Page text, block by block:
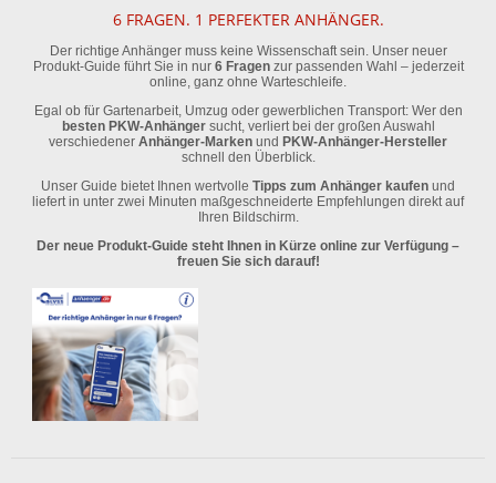
6 FRAGEN. 1 PERFEKTER ANHÄNGER.
Der richtige Anhänger muss keine Wissenschaft sein. Unser neuer
Produkt-Guide führt Sie in nur 6 Fragenzur passenden Wahl – jederzeit
online, ganz ohne Warteschleife.
Egal ob für Gartenarbeit, Umzug oder gewerblichen Transport: Wer den
besten PKW-Anhängersucht, verliert bei der großen Auswahl
verschiedener Anhänger-Marken und PKW-Anhänger-Hersteller
schnell den Überblick.
Unser Guide bietet Ihnen wertvolle Tipps zum Anhänger kaufen und
liefert in unter zwei Minuten maßgeschneiderte Empfehlungen direkt auf
Ihren Bildschirm.
Der neue Produkt-Guide steht Ihnen in Kürze online zur Verfügung –
freuen Sie sich darauf!